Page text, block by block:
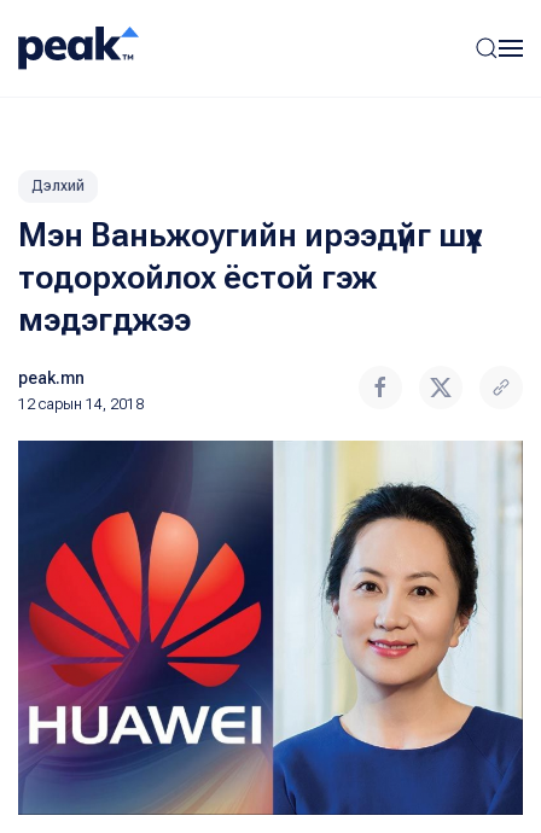
Дэлхий
Мэн Ваньжоугийн ирээдүйг шүүх
тодорхойлох ёстой гэж
мэдэгджээ
peak.mn
12 сарын 14, 2018